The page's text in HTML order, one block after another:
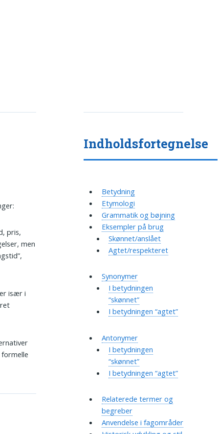
pris,
men
især i
Indholdsfortegnelse
Betydning
Etymologi
Grammatik og bøjning
Eksempler på brug
Skønnet/anslået
Agtet/respekteret
Synonymer
I betydningen
“skønnet”
I betydningen “agtet”
Antonymer
I betydningen
“skønnet”
I betydningen “agtet”
Relaterede termer og
begreber
Anvendelse i fagområder